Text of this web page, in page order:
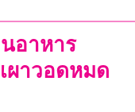
อาหาร
ผาวอดหมด